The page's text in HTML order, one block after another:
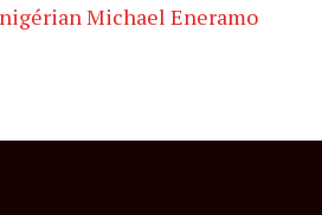
Michael Eneramo